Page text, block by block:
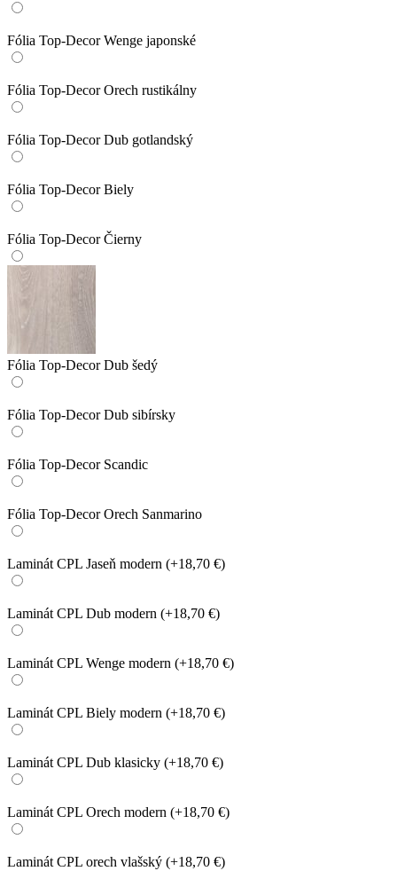
Fólia Top-Decor Wenge japonské
Fólia Top-Decor Orech rustikálny
Fólia Top-Decor Dub gotlandský
Fólia Top-Decor Biely
Fólia Top-Decor Čierny
Fólia Top-Decor Dub šedý
Fólia Top-Decor Dub sibírsky
Fólia Top-Decor Scandic
Fólia Top-Decor Orech Sanmarino
Laminát CPL Jaseň modern (+18,70 €)
Laminát CPL Dub modern (+18,70 €)
Laminát CPL Wenge modern (+18,70 €)
Laminát CPL Biely modern (+18,70 €)
Laminát CPL Dub klasicky (+18,70 €)
Laminát CPL Orech modern (+18,70 €)
Laminát CPL orech vlašský (+18,70 €)